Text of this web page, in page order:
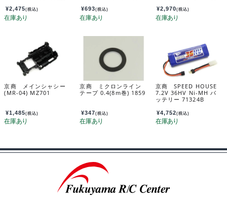
¥2,475(税込) ¥693(税込) ¥2,970(税込)
京商 メインシャシー
(MR-04) MZ701
¥1,485(税込)
京商 ミクロンライン
テープ 0.4(8m巻) 1859
¥347(税込)
京商 SPEED HOUSE
7.2V 36HV Ni-MH バ
ッテリー 71324B
¥4,752(税込)